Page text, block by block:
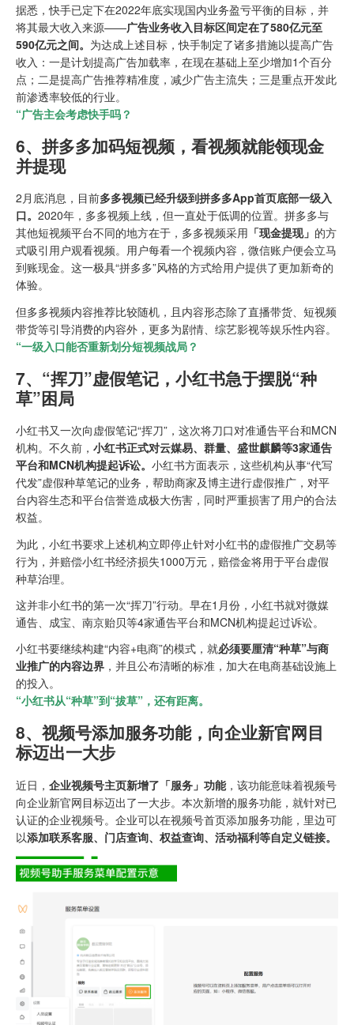
据悉，快手已定下在2022年底实现国内业务盈亏平衡的目标，并
将其最大收入来源——广告业务收入目标区间定在了580亿元至
590亿元之间。 为达成上述目标，快手制定了诸多措施以提高广告
收入：一是计划提高广告加载率，在现在基础上至少增加1个百分
点；二是提高广告推荐精准度，减少广告主流失；三是重点开发此
前渗透率较低的行业。
“广告主会考虑快手吗？
6、拼多多加码短视频，看视频就能领现金
并提现
2月底消息，目前多多视频已经升级到拼多多App首页底部一级入
口。 2020年，多多视频上线，但一直处于低调的位置。拼多多与
其他短视频平台不同的地方在于，多多视频采用 「现金提现」 的方
式吸引用户观看视频。用户每看一个视频内容，微信账户便会立马
到账现金。这一极具“拼多多”风格的方式给用户提供了更加新奇的
体验。
但多多视频内容推荐比较随机，且内容形态除了直播带货、短视频
带货等引导消费的内容外，更多为剧情、综艺影视等娱乐性内容。
“一级入口能否重新划分短视频战局？
7、“挥刀”虚假笔记，小红书急于摆脱“种
草”困局
小红书又一次向虚假笔记“挥刀”，这次将刀口对准通告平台和MCN
机构。不久前， 小红书正式对云媒易、群量、盛世麒麟等3家通告
平台和MCN机构提起诉讼。 小红书方面表示，这些机构从事“代写
代发”虚假种草笔记的业务，帮助商家及博主进行虚假推广，对平
台内容生态和平台信誉造成极大伤害，同时严重损害了用户的合法
权益。
为此，小红书要求上述机构立即停止针对小红书的虚假推广交易等
行为，并赔偿小红书经济损失1000万元，赔偿金将用于平台虚假
种草治理。
这并非小红书的第一次“挥刀”行动。早在1月份，小红书就对微媒
通告、成宝、南京贻贝等4家通告平台和MCN机构提起过诉讼。
小红书要继续构建“内容+电商”的模式，就必须要厘清“种草”与商
业推广的内容边界 ，并且公布清晰的标准，加大在电商基础设施上
的投入。
“小红书从“种草”到“拔草”，还有距离。
8、 视频号添加服务功能，向企业新官网目
标迈出一大步
近日， 企业视频号主页新增了「服务」功能，该功能意味着视频号
向企业新官网目标迈出了一大步。本次新增的服务功能，就针对已
认证的企业视频号。企业可以在视频号首页添加服务功能，里边可
以添加联系客服、门店查询、权益查询、活动福利等自定义链接。